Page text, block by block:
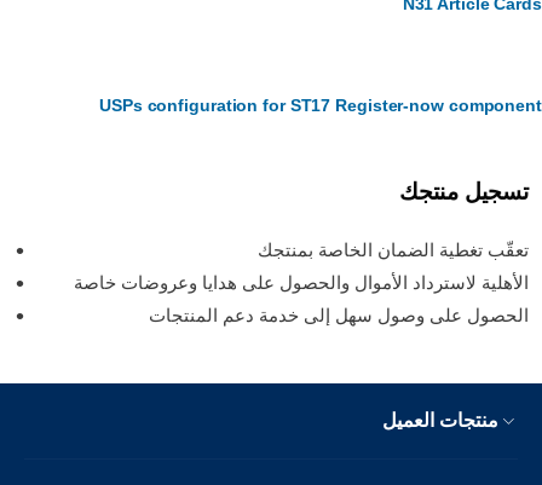
USPs configuration for ST17 Register-now
تسجيل منتجك
تعقّب تغطية الضمان الخاصة بمنتجك
الأهلية لاسترداد الأموال والحصول على هدايا وعروضات خاصة
الحصول على وصول سهل إلى خدمة دعم المنتجات
منتجات العميل